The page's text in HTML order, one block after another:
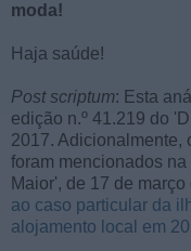
moda!
Haja saúde!
Post scriptum: Esta
edição n.º 41.219 do
2017. Adicionalmente,
foram mencionados
Maior', de 17 de março
ao caso particular da
alojamento local em